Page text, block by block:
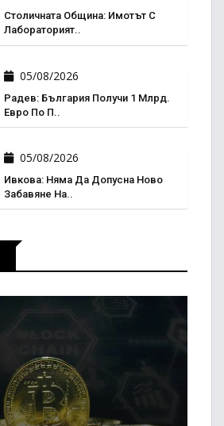
Столичната Община: Имотът С
Лабораторият..
05/08/2026
Радев: България Получи 1 Млрд.
Евро По П..
05/08/2026
Ивкова: Няма Да Допусна Ново
Забавяне На..